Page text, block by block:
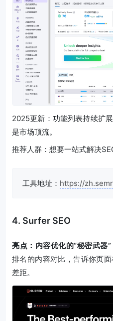
2025更新：功能列表持续扩
是市场顶流。
推荐人群：想要一站式解决
工具地址： https://
4. Surfer SEO
亮点：内容优化的“秘密武器”
排名的内容对比，告诉你页
差距。